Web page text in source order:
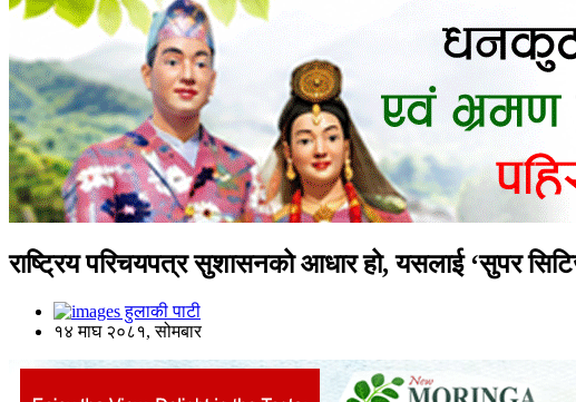
राष्ट्रिय परिचयपत्र सुशासनको आधार हो, यसलाई ‘सुपर
हुलाकी पाटी
१४ माघ २०८१, सोमबार